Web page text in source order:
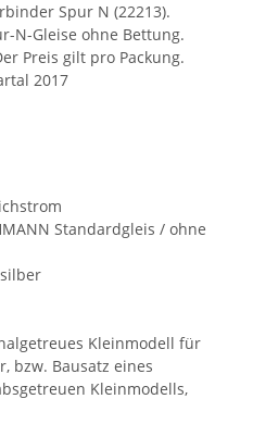
Spur N (22213).
N-Gleise ohne Bettung.
Preis gilt pro Packung.
2017
Standardgleis / ohne
Kleinmodell für
bzw. Bausatz eines
Kleinmodells,